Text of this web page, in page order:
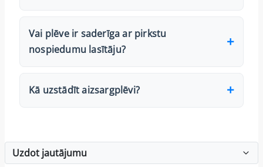
Vai plēve ir saderīga ar pirkstu
nospiedumu lasītāju?
Kā uzstādīt aizsargplēvi?
Uzdot jautājumu